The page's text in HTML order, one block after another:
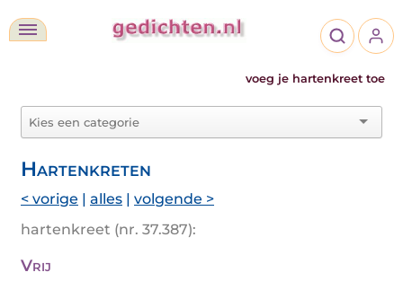
voeg je hartenkreet toe
Hartenkreten
< vorige | alles | volgende >
hartenkreet (nr. 37.387):
Vrij